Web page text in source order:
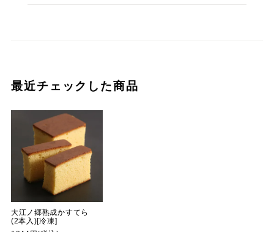
最近チェックした商品
大江ノ郷熟成かすてら
(2本入)[冷凍]